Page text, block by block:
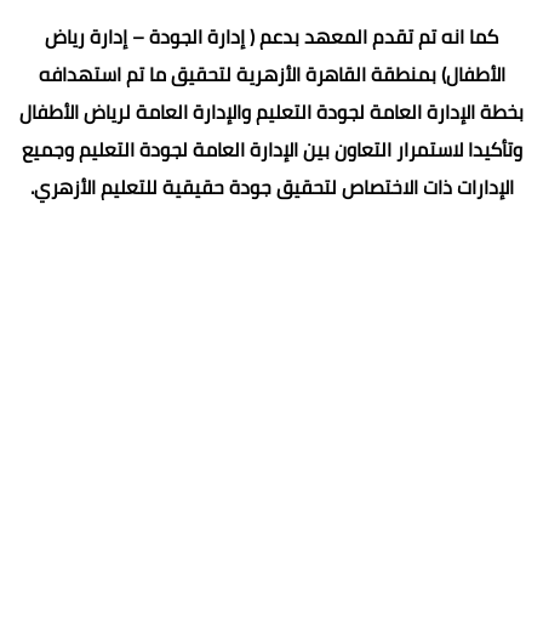
كما انه تم تقدم المعهد بدعم ( إدارة الجودة – إدارة رياض
الأطفال) بمنطقة القاهرة الأزهرية لتحقيق ما تم استهدافه
بخطة الإدارة العامة لجودة التعليم والإدارة العامة لرياض الأطفال
وتأكيدا لاستمرار التعاون بين الإدارة العامة لجودة التعليم وجميع
الإدارات ذات الاختصاص لتحقيق جودة حقيقية للتعليم الأزهري.